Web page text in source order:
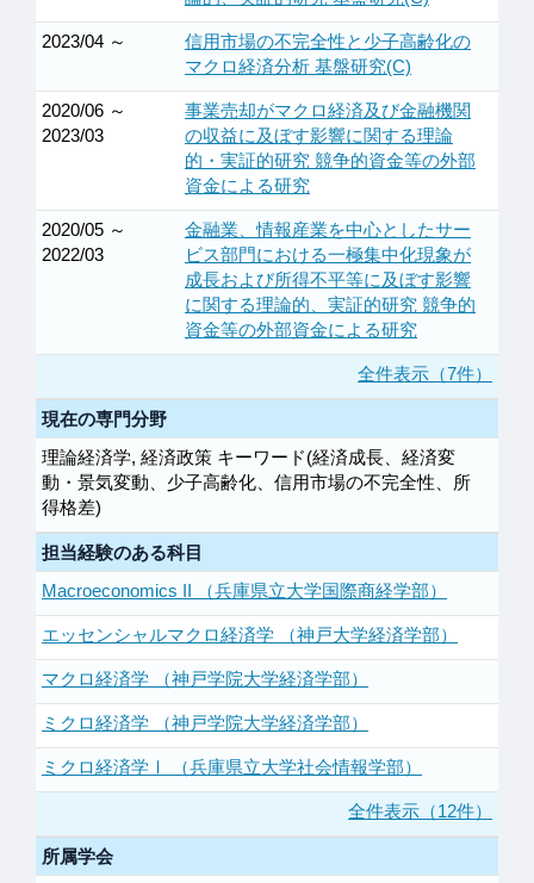
2023/04 ～
信用市場の不完全性と少子高齢化の
マクロ経済分析 基盤研究(C)
2020/06 ～
2023/03
事業売却がマクロ経済及び金融機関
の収益に及ぼす影響に関する理論
的・実証的研究 競争的資金等の外部
資金による研究
2020/05 ～
2022/03
金融業、情報産業を中心としたサー
ビス部門における一極集中化現象が
成長および所得不平等に及ぼす影響
に関する理論的、実証的研究 競争的
資金等の外部資金による研究
全件表示（7件）
現在の専門分野
理論経済学, 経済政策 キーワード(経済成長、経済変
動・景気変動、少子高齢化、信用市場の不完全性、所
得格差)
担当経験のある科目
Macroeconomics II （兵庫県立大学国際商経学部）
エッセンシャルマクロ経済学 （神戸大学経済学部）
マクロ経済学 （神戸学院大学経済学部）
ミクロ経済学 （神戸学院大学経済学部）
ミクロ経済学Ⅰ （兵庫県立大学社会情報学部）
全件表示（12件）
所属学会